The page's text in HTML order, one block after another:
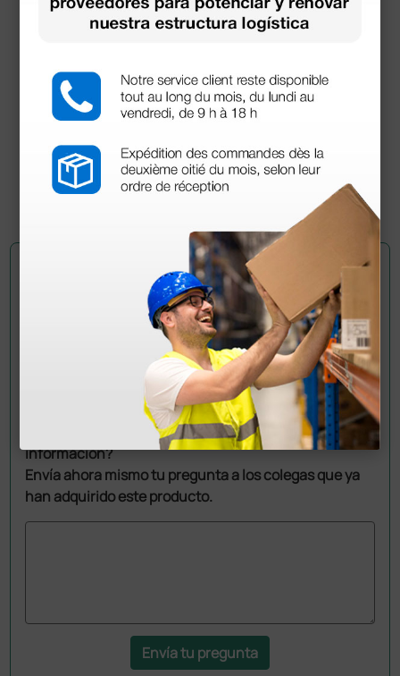
Báscula Body Fat LIBRA - negra
34,20 €
(Precio sin IVA)
Pregúntale a un colega
¿Todavía tienes alguna duda? ¿Necesitas más
información?
Envía ahora mismo tu pregunta a los colegas que ya
han adquirido este producto.
Envía tu pregunta